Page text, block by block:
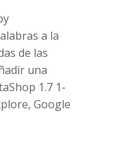
a la
de las
una
1.7 1-
Google